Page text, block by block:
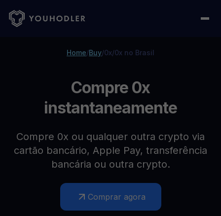
Home/Buy/0x/0x no Brasil
Compre 0x
instantaneamente
Compre 0x ou qualquer outra crypto via
cartão bancário, Apple Pay, transferência
bancária ou outra crypto.
Comprar agora